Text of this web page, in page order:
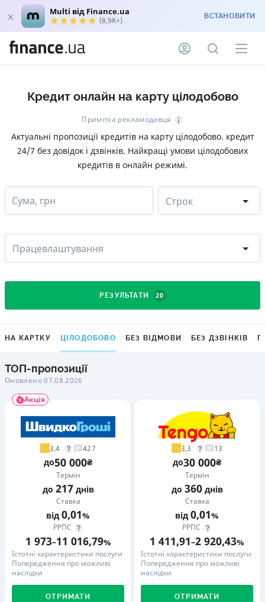
Multi від Finance.ua
(8,9K+) ВСТАНОВИТИ
Кредит онлайн на карту цілодобово
Примітка рекламодавця
Актуальні пропозиції кредитів на карту цілодобово. кредит
24/7 без довідок і дзвінків. Найкращі умови цілодобових
кредитів в онлайн режимі.
Сума, грн Строк
Працевлаштування
РЕЗУЛЬТАТИ 20
НА КАРТКУ ЦІЛОДОБОВО БЕЗ ВІДМОВИ БЕЗ ДЗВІНКІВ
ТОП-пропозиції
Оновлено 07.08.2026
Акція
3,4 427
до50 000₴
Термін
до 217днів
Ставка
від 0,01%
РРПС
1 973–11 016,79%
Істотні характеристики послуги
Попередження про можливі
наслідки
ОТРИМАТИ
3,3 13
до30 000₴
Термін
до 360днів
Ставка
від 0,01%
РРПС
1 411,91–2 920,43%
Істотні характеристики послуги
Попередження про можливі
наслідки
ОТРИМАТИ